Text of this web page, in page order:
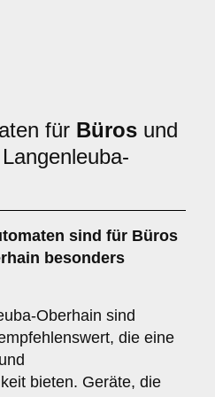
für Büros und
sind für Büros
besonders
Oberhain sind
die eine
bieten. Geräte, die